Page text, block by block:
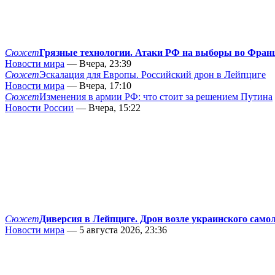
СюжетГрязные технологии. Атаки РФ на выборы во
Новости мира — Вчера, 23:39
СюжетЭскалация для Европы. Российский дрон в Лейпциге
Новости мира — Вчера, 17:10
СюжетИзменения в армии РФ: что стоит за решением Путина
Новости России — Вчера, 15:22
СюжетДиверсия в Лейпциге. Дрон возле украинского
Новости мира — 5 августа 2026, 23:36